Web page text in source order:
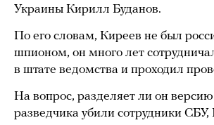
Украины Кирилл Буданов.
По его словам, Киреев не был
шпионом, он много лет
в штате ведомства и проходил
На вопрос, разделяет ли он
разведчика убили сотрудники СБУ,